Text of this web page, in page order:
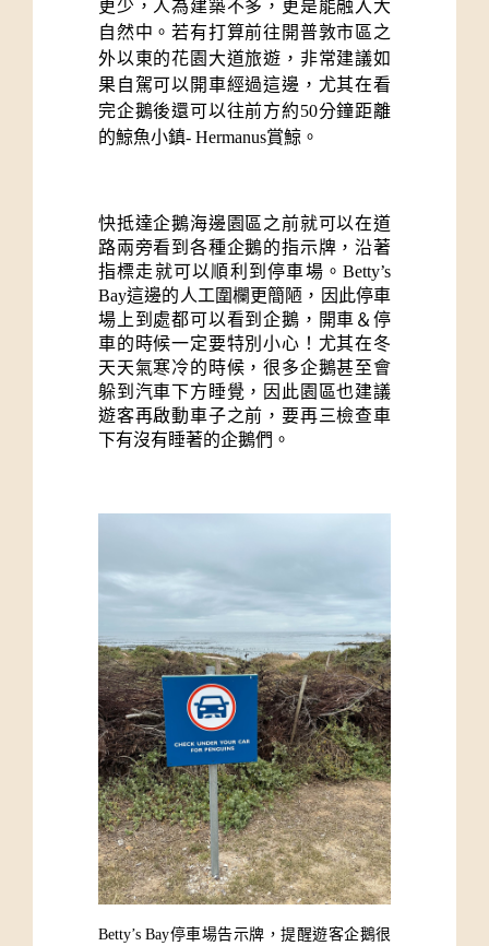
更少，人為建築不多，更是能融入大
自然中。若有打算前往開普敦市區之
外以東的花園大道旅遊，非常建議如
果自駕可以開車經過這邊，尤其在看
完企鵝後還可以往前方約50分鐘距離
的鯨魚小鎮- Hermanus賞鯨。
快抵達企鵝海邊園區之前就可以在道
路兩旁看到各種企鵝的指示牌，沿著
指標走就可以順利到停車場。Betty’s
Bay這邊的人工圍欄更簡陋，因此停車
場上到處都可以看到企鵝，開車＆停
車的時候一定要特別小心！尤其在冬
天天氣寒冷的時候，很多企鵝甚至會
躲到汽車下方睡覺，因此園區也建議
遊客再啟動車子之前，要再三檢查車
下有沒有睡著的企鵝們。
Betty’s Bay停車場告示牌，提醒遊客企鵝很